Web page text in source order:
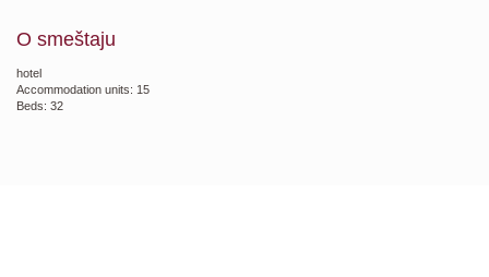
O smeštaju
hotel
Accommodation units: 15
Beds: 32